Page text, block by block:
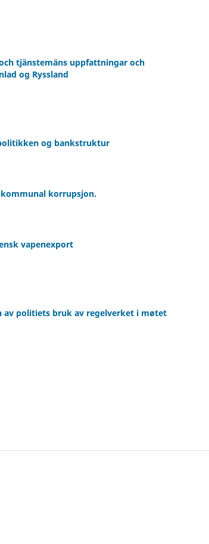
tjänstemäns uppfattningar och
og Ryssland
og bankstruktur
korrupsjon.
vapenexport
av politiets bruk av regelverket i møtet